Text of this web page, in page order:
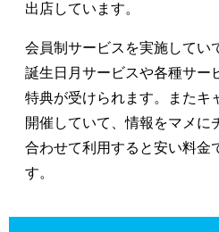
出店しています。
会員制サービスを実施してい
誕生日月サービスや各種サー
特典が受けられます。またキ
開催していて、情報をマメに
合わせて利用すると安い料金
す。